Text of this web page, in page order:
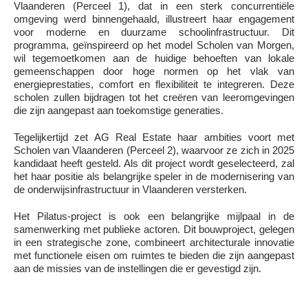
Vlaanderen (Perceel 1), dat in een sterk concurrentiële
omgeving werd binnengehaald, illustreert haar engagement
voor moderne en duurzame schoolinfrastructuur. Dit
programma, geïnspireerd op het model Scholen van Morgen,
wil tegemoetkomen aan de huidige behoeften van lokale
gemeenschappen door hoge normen op het vlak van
energieprestaties, comfort en flexibiliteit te integreren. Deze
scholen zullen bijdragen tot het creëren van leeromgevingen
die zijn aangepast aan toekomstige generaties.
Tegelijkertijd zet AG Real Estate haar ambities voort met
Scholen van Vlaanderen (Perceel 2), waarvoor ze zich in 2025
kandidaat heeft gesteld. Als dit project wordt geselecteerd, zal
het haar positie als belangrijke speler in de modernisering van
de onderwijsinfrastructuur in Vlaanderen versterken.
Het Pilatus-project is ook een belangrijke mijlpaal in de
samenwerking met publieke actoren. Dit bouwproject, gelegen
in een strategische zone, combineert architecturale innovatie
met functionele eisen om ruimtes te bieden die zijn aangepast
aan de missies van de instellingen die er gevestigd zijn.